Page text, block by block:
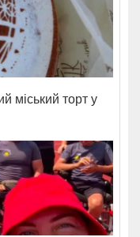
міський торт у